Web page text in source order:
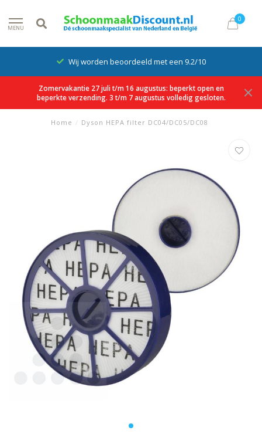
MENU
0
Wij worden beoordeeld met een 9.2/10
Zomervakantie 27 juli t/m 16 augustus: beperkt open en
beperkte verzending. 3 t/m 7 augustus volledig gesloten.
Home / Dyson HEPA filter DC04/DC05/DC08